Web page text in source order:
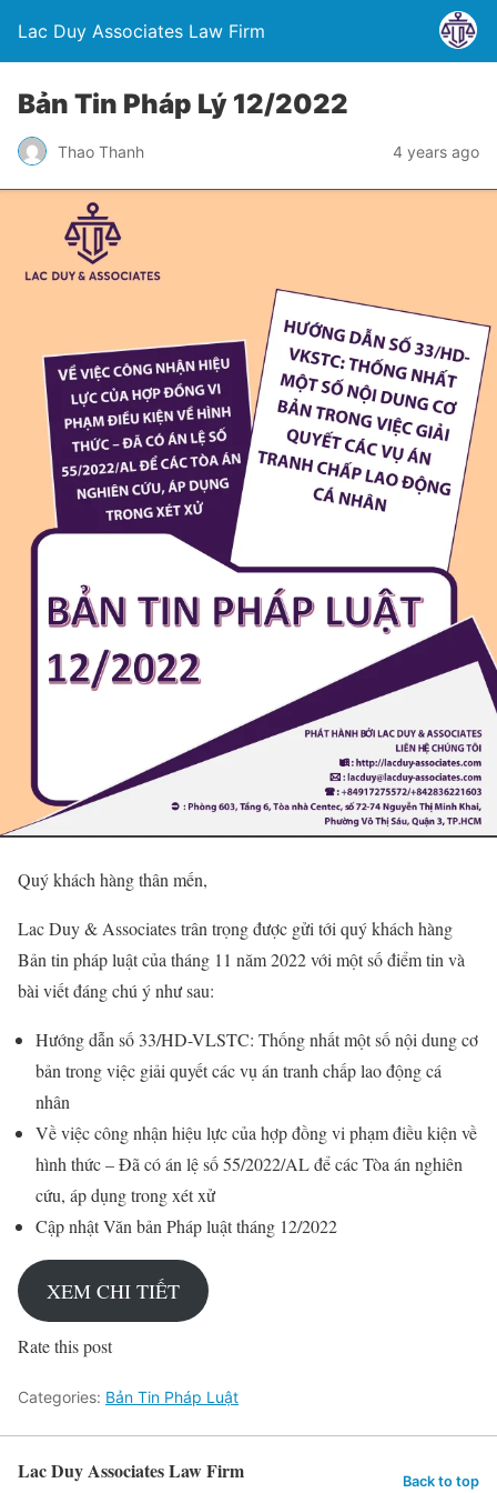
Lac Duy Associates Law Firm
Bản Tin Pháp Lý 12/2022
Thao Thanh 4 years ago
Quý khách hàng thân mến,
Lac Duy & Associates trân trọng được gửi tới quý khách hàng
Bản tin pháp luật của tháng 11 năm 2022 với một số điểm tin và
bài viết đáng chú ý như sau:
Hướng dẫn số 33/HD-VLSTC: Thống nhất một số nội dung cơ
bản trong việc giải quyết các vụ án tranh chấp lao động cá
nhân
Về việc công nhận hiệu lực của hợp đồng vi phạm điều kiện về
hình thức – Đã có án lệ số 55/2022/AL để các Tòa án nghiên
cứu, áp dụng trong xét xử
Cập nhật Văn bản Pháp luật tháng 12/2022
XEM CHI TIẾT
Rate this post
Categories: Bản Tin Pháp Luật
Lac Duy Associates Law Firm Back to top